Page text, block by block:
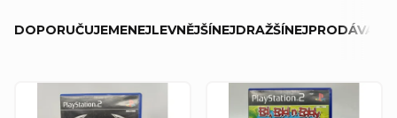
DOPORUČUJEMENEJLEVNĚJŠÍNEJDRAŽŠÍ